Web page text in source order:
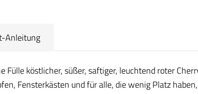
Anleitung
köstlicher, süßer, saftiger, leuchtend roter
Fensterkästen und für alle, die wenig Platz